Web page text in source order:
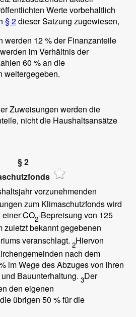
Werte vorbehaltlich
§ 2dieser Satzung zugewiesen,
werden 12 % der Finanzanteile
im Verhältnis der
60 % an die
weitergegeben.
Zuweisungen werden die
nicht die Haushaltsansätze
§ 2
vorzunehmenden
zum Klimaschutzfonds wird
einer CO2-Bepreisung von 125
zuletzt bekannt gegebenen
veranschlagt. 2Hiervon
nach dem
im Wege des Abzuges von ihren
Bauunterhaltung. 3Der
den eigenen
übrigen 50 % für die